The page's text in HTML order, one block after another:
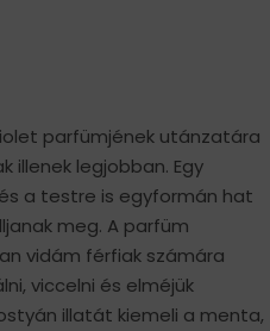
parfümjének utánzatára
illenek legjobban. Egy
a testre is egyformán hat
meg. A parfüm
vidám férfiak számára
viccelni és elméjük
illatát kiemeli a menta,